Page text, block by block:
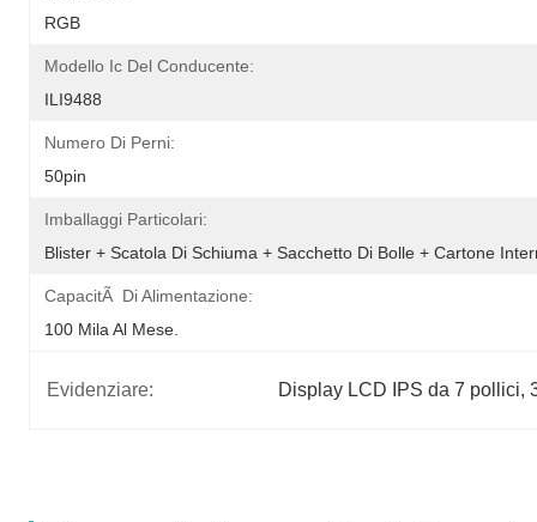
RGB
Modello Ic Del Conducente:
ILI9488
Numero Di Perni:
50pin
Imballaggi Particolari:
Blister + Scatola Di Schiuma + Sacchetto Di Bolle + Cartone
CapacitÃ Di Alimentazione:
100 Mila Al Mese.
Evidenziare: Display LCD IPS da 7 pollici,